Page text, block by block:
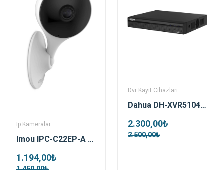
Ip Kameralar
Imou IPC-C22EP-A 2 Mp 2.8 Mm Ip Güvenlik Kamerası (Cue2)
1.194,00₺
Dvr Kayıt Cihazları
Dahua DH-XVR5104HS-X1 4 Kanal 5MP XVR Kayıt Cihazı
2.300,00₺
2.500,00₺